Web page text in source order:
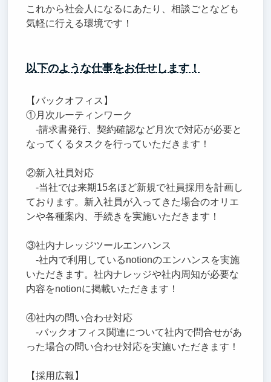
これから社会人になるにあたり、相談ごとなども
気軽に行える環境です！
以下のような仕事をお任せします！
【バックオフィス】
①月次ルーティンワーク
-請求書発行、契約確認など月次で対応が必要と
なってくるタスクを行っていただきます！
②新入社員対応
-当社では来期15名ほど新規で社員採用を計画し
ております。新入社員が入ってきた場合のオリエ
ンや各種案内、手続きを実施いただきます！
③社内ナレッジツールエンハンス
-社内で利用しているnotionのエンハンスを実施
いただきます。社内ナレッジや社内周知が必要な
内容をnotionに掲載いただきます！
④社内の問い合わせ対応
-バックオフィス関連について社内で問合せがあ
った場合の問い合わせ対応を実施いただきます！
【採用広報】